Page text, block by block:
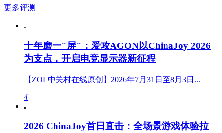
更多评测
十年磨一"屏"：爱攻AGON以ChinaJoy 2026
为支点，开启电竞显示器新征程
【ZOL中关村在线原创】2026年7月31日至8月3日...
4
2026 ChinaJoy首日直击：全场景游戏体验拉